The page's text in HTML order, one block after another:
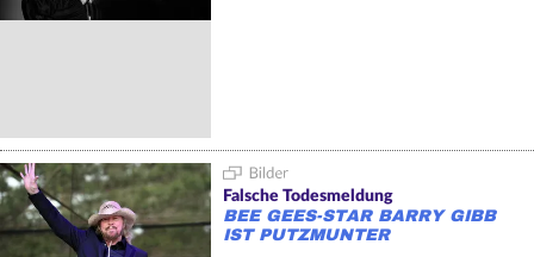
Falsche Todesmeldung
BEE GEES-STAR BARRY GIBB
IST PUTZMUNTER